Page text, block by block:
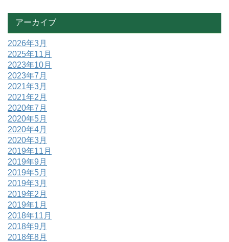
アーカイブ
2026年3月
2025年11月
2023年10月
2023年7月
2021年3月
2021年2月
2020年7月
2020年5月
2020年4月
2020年3月
2019年11月
2019年9月
2019年5月
2019年3月
2019年2月
2019年1月
2018年11月
2018年9月
2018年8月